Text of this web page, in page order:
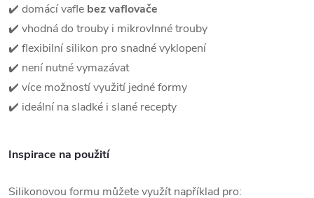
✔️ domácí vafle bez vaflovače
✔️ vhodná do trouby i mikrovlnné trouby
✔️ flexibilní silikon pro snadné vyklopení
✔️ není nutné vymazávat
✔️ více možností využití jedné formy
✔️ ideální na sladké i slané recepty
Inspirace na použití
Silikonovou formu můžete využít například pro: